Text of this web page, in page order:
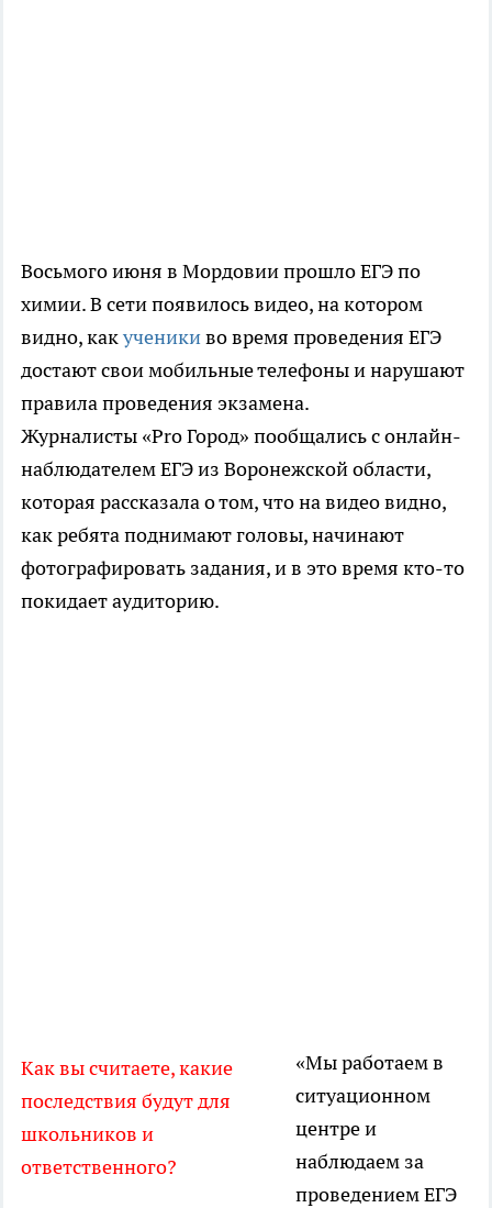
Восьмого июня в Мордовии прошло ЕГЭ по
химии. В сети появилось видео, на котором
видно, какученикиво время проведения ЕГЭ
достают свои мобильные телефоны и нарушают
правила проведения экзамена.
Журналисты «Pro Город» пообщались с онлайн-
наблюдателем ЕГЭ из Воронежской области,
которая рассказала о том, что на видео видно,
как ребята поднимают головы, начинают
фотографировать задания, и в это время кто-то
покидает аудиторию.
Как вы считаете, какие
последствия будут для
школьников и
ответственного?
«Мы работаем в
ситуационном
центре и
наблюдаем за
проведением ЕГЭ